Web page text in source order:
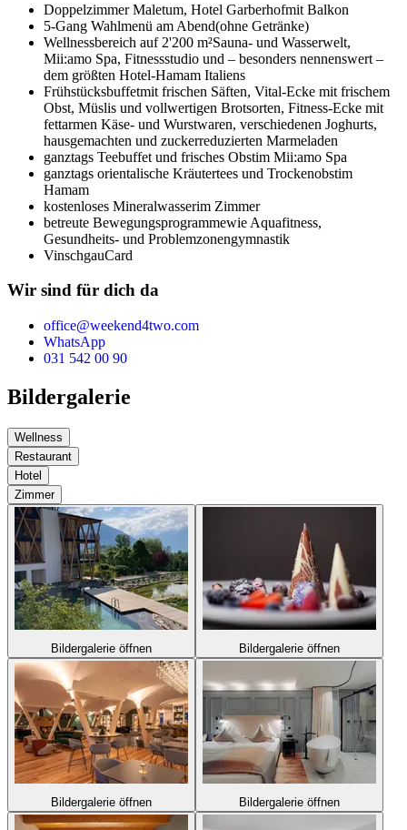
Doppelzimmer Maletum, Hotel Garberhofmit Balkon
5-Gang Wahlmenü am Abend(ohne Getränke)
Wellnessbereich auf 2'200 m²Sauna- und Wasserwelt,
Mii:amo Spa, Fitnessstudio und – besonders nennenswert –
dem größten Hotel-Hamam Italiens
Frühstücksbuffetmit frischen Säften, Vital-Ecke mit frischem
Obst, Müslis und vollwertigen Brotsorten, Fitness-Ecke mit
fettarmen Käse- und Wurstwaren, verschiedenen Joghurts,
hausgemachten und zuckerreduzierten Marmeladen
ganztags Teebuffet und frisches Obstim Mii:amo Spa
ganztags orientalische Kräutertees und Trockenobstim
Hamam
kostenloses Mineralwasserim Zimmer
betreute Bewegungsprogrammewie Aquafitness,
Gesundheits- und Problemzonengymnastik
VinschgauCard
Wir sind für dich da
office@weekend4two.com
WhatsApp
031 542 00 90
Bildergalerie
Wellness
Restaurant
Hotel
Zimmer
Bildergalerie öffnen Bildergalerie öffnen
Bildergalerie öffnen Bildergalerie öffnen